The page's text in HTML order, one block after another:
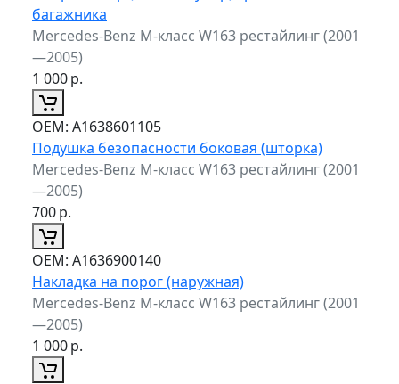
багажника
Mercedes-Benz M-класс W163 рестайлинг (2001
—2005)
1 000р.
ОЕМ: A1638601105
Подушка безопасности боковая (шторка)
Mercedes-Benz M-класс W163 рестайлинг (2001
—2005)
700р.
ОЕМ: A1636900140
Накладка на порог (наружная)
Mercedes-Benz M-класс W163 рестайлинг (2001
—2005)
1 000р.